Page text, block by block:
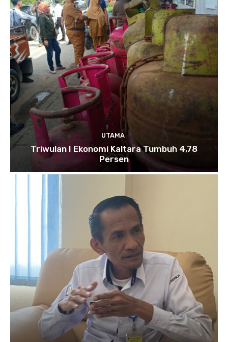
UTAMA
Triwulan I Ekonomi Kaltara Tumbuh 4,78
Persen